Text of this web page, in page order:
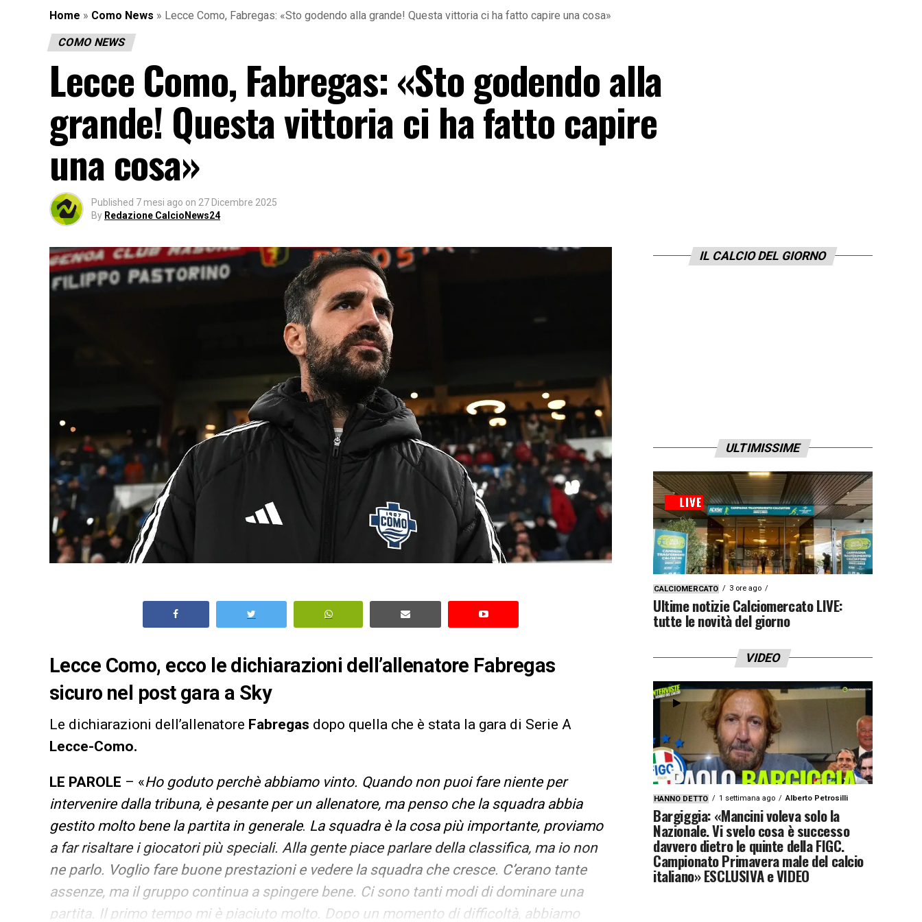
Home » Como News » Lecce Como, Fabregas: «Sto godendo alla grande! Questa vittoria ci ha fatto capire una cosa»
COMO NEWS
Lecce Como, Fabregas: «Sto godendo alla
grande! Questa vittoria ci ha fatto capire
una cosa»
Published 7 mesi ago on 27 Dicembre 2025
By Redazione CalcioNews24
Lecce Como, ecco le dichiarazioni dell’allenatore Fabregas
sicuro nel post gara a Sky
Le dichiarazioni dell’allenatore Fabregas dopo quella che è stata la gara di Serie A
Lecce-Como.
LE PAROLE – «Ho goduto perchè abbiamo vinto. Quando non puoi fare niente per
intervenire dalla tribuna, è pesante per un allenatore, ma penso che la squadra abbia
gestito molto bene la partita in generale. La squadra è la cosa più importante, proviamo
a far risaltare i giocatori più speciali. Alla gente piace parlare della classifica, ma io non
ne parlo. Voglio fare buone prestazioni e vedere la squadra che cresce. C’erano tante
assenze, ma il gruppo continua a spingere bene. Ci sono tanti modi di dominare una
partita. Il primo tempo mi è piaciuto molto. Dopo un momento di difficoltà, abbiamo
IL CALCIO DEL GIORNO
ULTIMISSIME
CALCIOMERCATO 3 ore ago
Ultime notizie Calciomercato LIVE:
tutte le novità del giorno
VIDEO
HANNO DETTO 1 settimana ago Alberto Petrosilli
Bargiggia: «Mancini voleva solo la
Nazionale. Vi svelo cosa è successo
davvero dietro le quinte della FIGC.
Campionato Primavera male del calcio
italiano» ESCLUSIVA e VIDEO